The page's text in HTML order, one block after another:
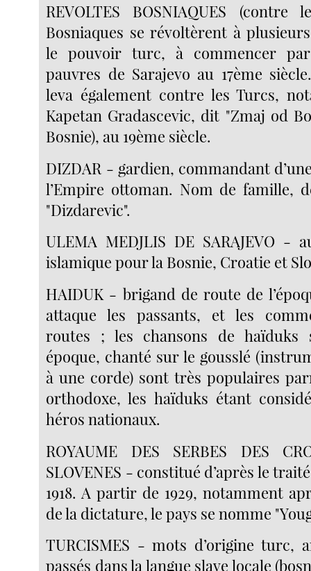
REVOLTES BOSNIAQUES
Bosniaques se révoltèrent à
le pouvoir turc, à commencer
pauvres de Sarajevo au 17ème
leva également contre les Turcs,
Kapetan Gradascevic, dit "Zmaj od
Bosnie), au 19ème siècle.
DIZDAR - gardien, commandant
l’Empire ottoman. Nom de famille,
"Dizdarevic".
ULEMA MEDJLIS DE SARAJEVO -
islamique pour la Bosnie, Croatie et
HAIDUK - brigand de route de
attaque les passants, et les
routes ; les chansons de haïduks
époque, chanté sur le gousslé
à une corde) sont très populaires
orthodoxe, les haïduks étant
héros nationaux.
ROYAUME DES SERBES DES
SLOVENES - constitué d’après le
1918. A partir de 1929, notamment
de la dictature, le pays se nomme
TURCISMES - mots d’origine turc,
passés dans la langue slave locale